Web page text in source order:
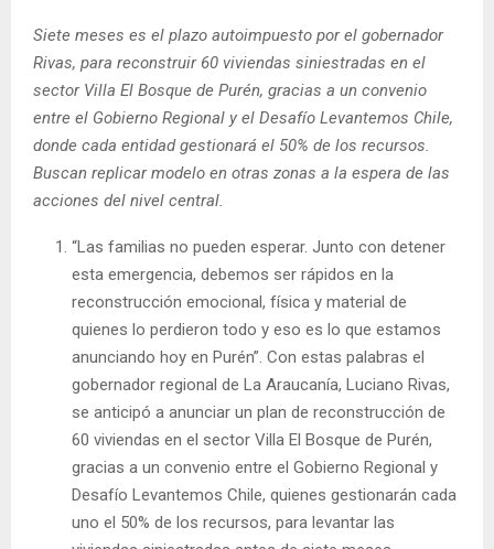
Siete meses es el plazo autoimpuesto por el gobernador
Rivas, para reconstruir 60 viviendas siniestradas en el
sector Villa El Bosque de Purén, gracias a un convenio
entre el Gobierno Regional y el Desafío Levantemos Chile,
donde cada entidad gestionará el 50% de los recursos.
Buscan replicar modelo en otras zonas a la espera de las
acciones del nivel central.
“Las familias no pueden esperar. Junto con detener
esta emergencia, debemos ser rápidos en la
reconstrucción emocional, física y material de
quienes lo perdieron todo y eso es lo que estamos
anunciando hoy en Purén”. Con estas palabras el
gobernador regional de La Araucanía, Luciano Rivas,
se anticipó a anunciar un plan de reconstrucción de
60 viviendas en el sector Villa El Bosque de Purén,
gracias a un convenio entre el Gobierno Regional y
Desafío Levantemos Chile, quienes gestionarán cada
uno el 50% de los recursos, para levantar las